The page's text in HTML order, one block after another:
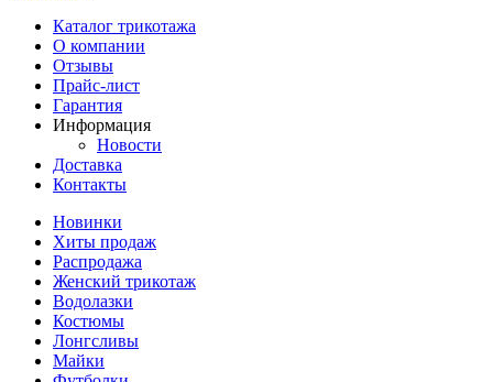
Каталог трикотажа
О компании
Отзывы
Прайс-лист
Гарантия
Информация
Новости
Доставка
Контакты
Новинки
Хиты продаж
Распродажа
Женский трикотаж
Водолазки
Костюмы
Лонгсливы
Майки